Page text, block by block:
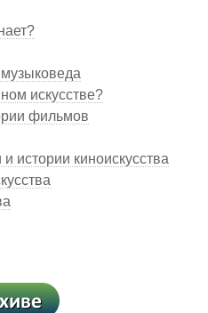
искусстве?
фильмов
истории киноискусства